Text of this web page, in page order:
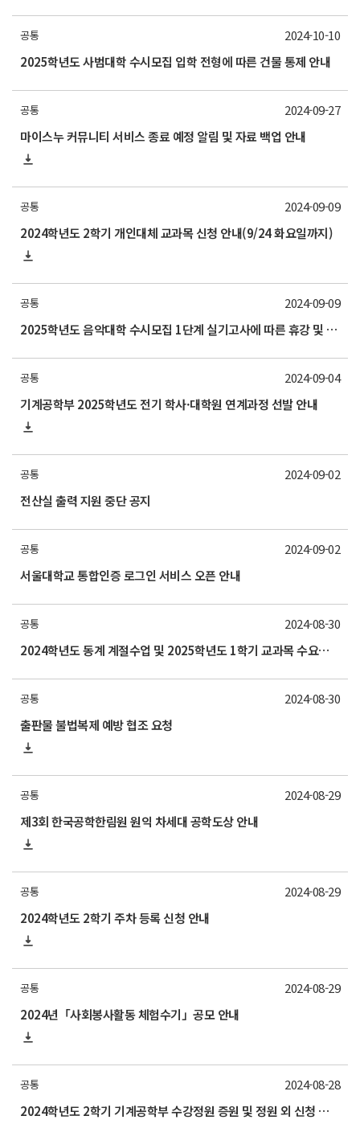
공통
2025학년도 사범대학 수시모집 입학 전형에 따른 건물 통제 안내
2024-10-10
공통
마이스누 커뮤니티 서비스 종료 예정 알림 및 자료 백업 안내
2024-09-27
공통
2024학년도 2학기 개인대체 교과목 신청 안내(9/24 화요일까지)
2024-09-09
공통
2025학년도 음악대학 수시모집 1단계 실기고사에 따른 휴강 및 출입통제 안내
2024-09-09
공통
기계공학부 2025학년도 전기 학사·대학원 연계과정 선발 안내
2024-09-04
공통
전산실 출력 지원 중단 공지
2024-09-02
공통
서울대학교 통합인증 로그인 서비스 오픈 안내
2024-09-02
공통
2024학년도 동계 계절수업 및 2025학년도 1학기 교과목 수요조사 실시 안내
2024-08-30
공통
출판물 불법복제 예방 협조 요청
2024-08-30
공통
제3회 한국공학한림원 원익 차세대 공학도상 안내
2024-08-29
공통
2024학년도 2학기 주차 등록 신청 안내
2024-08-29
공통
2024년「사회봉사활동 체험수기」공모 안내
2024-08-29
공통
2024학년도 2학기 기계공학부 수강정원 증원 및 정원 외 신청 가능 교과목 안내
2024-08-28